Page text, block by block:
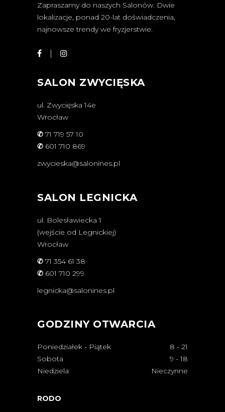
Zapraszamy do naszych Salonów. Dwie
lokalizacje, ponad 20-lat doświadczenia,
najnowsze trendy we fryzjerstwie.
SALON ZWYCIĘSKA
ul. Zwycięska 14e
Wrocław
✆ 71 719 57 10
✆ 601 710 869
zwycieska@salonines.pl
SALON LEGNICKA
ul. Bolesławiecka 1
(wejście od Legnickiej)
Wrocław
✆ 71 354 61 38
✆ 601 710 299
legnicka@salonines.pl
GODZINY OTWARCIA
Poniedziałek - Piątek 8 - 21
Sobota
9 - 18
Niedziela
Nieczynne
RODO